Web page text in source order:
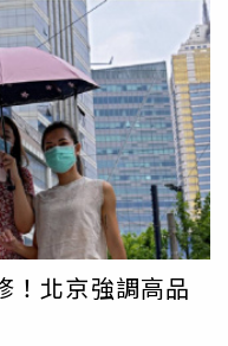
對於這些批評，高市似
政治學教授村上弘美指
選前的主要政策之一，
她言出必行的形象，即
她也不會動搖。對她而
題。」高市在選舉中的
使她相信自己擁有明確
而，在執政的自由民主
題，尤其取消稅收不會
重新徵收，那將是1場
：「黨內對高市提出質
落在她頭上。這只是對
政治樂觀情緒成為本輪
的政府支出、減稅措
表示歡迎。不過，分析
政策如何籌措資金的清
得脆弱，容易受到匯率
的脫鉤影響。投資管理
Richard Harris）指
度加以合理化：「這並
匯率如何變動、經濟表
，足以支撐日股這波
數據顯示，日本經濟在
，為6個季度以來首
！北京強調高品